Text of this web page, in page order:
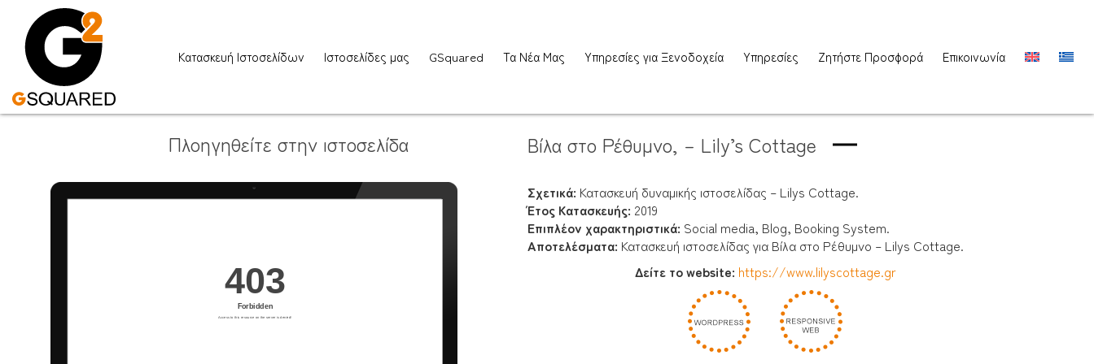
Κατασκευή Ιστοσελίδων Ιστοσελίδες μας GSquared Τα Νέα Μας Υπηρεσίες για Ξενοδοχεία Υπηρεσίες Ζητήστε Προσφορά Επικοινωνία
Πλοηγηθείτε στην ιστοσελίδα Βίλα στο Ρέθυμνο, – Lily’s Cottage
Σχετικά: Κατασκευή δυναμικής ιστοσελίδας – Lilys Cottage.
Έτος Κατασκευής: 2019
Επιπλέον χαρακτηριστικά: Social media, Blog, Booking System.
Αποτελέσματα: Κατασκευή ιστοσελίδας για Βίλα στο Ρέθυμνο – Lilys Cottage.
Δείτε το website: https://www.lilyscottage.gr